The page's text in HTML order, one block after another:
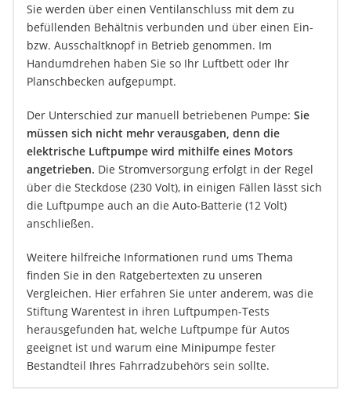
Sie werden über einen Ventilanschluss mit dem zu
befüllenden Behältnis verbunden und über einen Ein-
bzw. Ausschaltknopf in Betrieb genommen. Im
Handumdrehen haben Sie so Ihr Luftbett oder Ihr
Planschbecken aufgepumpt.
Der Unterschied zur manuell betriebenen Pumpe: Sie
müssen sich nicht mehr verausgaben, denn die
elektrische Luftpumpe wird mithilfe eines Motors
angetrieben. Die Stromversorgung erfolgt in der Regel
über die Steckdose (230 Volt), in einigen Fällen lässt sich
die Luftpumpe auch an die Auto-Batterie (12 Volt)
anschließen.
Weitere hilfreiche Informationen rund ums Thema
finden Sie in den Ratgebertexten zu unseren
Vergleichen. Hier erfahren Sie unter anderem, was die
Stiftung Warentest in ihren Luftpumpen-Tests
herausgefunden hat, welche Luftpumpe für Autos
geeignet ist und warum eine Minipumpe fester
Bestandteil Ihres Fahrradzubehörs sein sollte.